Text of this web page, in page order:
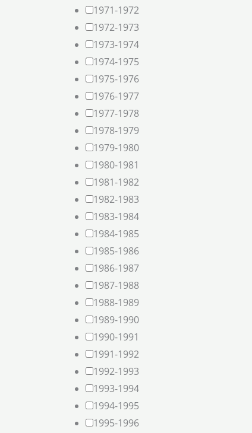
1971-1972
1972-1973
1973-1974
1974-1975
1975-1976
1976-1977
1977-1978
1978-1979
1979-1980
1980-1981
1981-1982
1982-1983
1983-1984
1984-1985
1985-1986
1986-1987
1987-1988
1988-1989
1989-1990
1990-1991
1991-1992
1992-1993
1993-1994
1994-1995
1995-1996